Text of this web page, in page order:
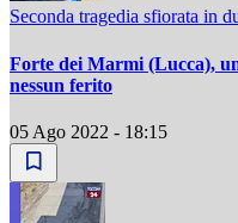
Seconda tragedia sfiorata in
Forte dei Marmi (Lucca),
nessun ferito
05 Ago 2022 - 18:15